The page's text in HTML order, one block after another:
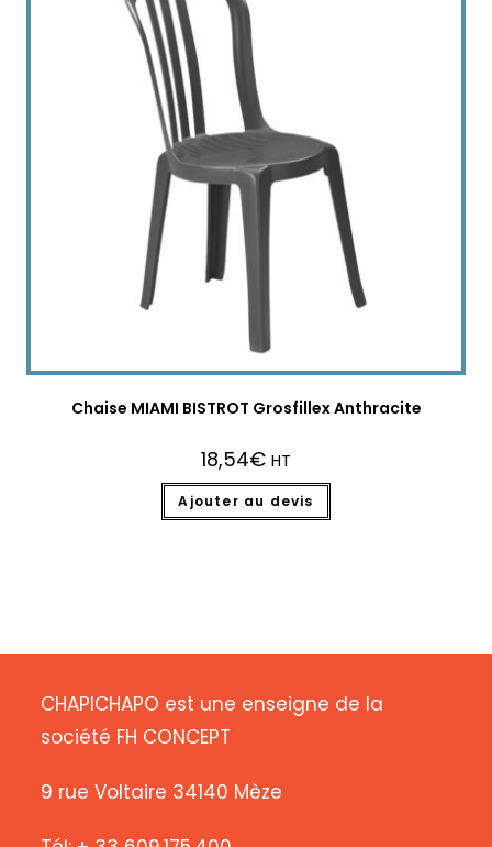
Chaise MIAMI BISTROT Grosfillex Anthracite
18,54€ HT
Ajouter au devis
CHAPICHAPO est une enseigne de la
société FH CONCEPT
9 rue Voltaire 34140 Mèze